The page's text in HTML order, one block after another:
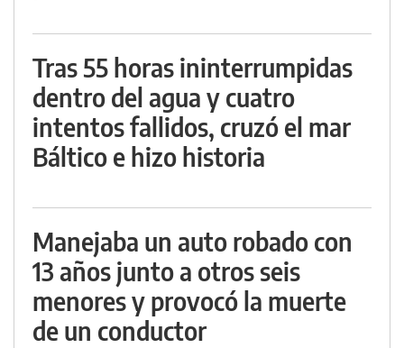
Tras 55 horas ininterrumpidas
dentro del agua y cuatro
intentos fallidos, cruzó el mar
Báltico e hizo historia
Manejaba un auto robado con
13 años junto a otros seis
menores y provocó la muerte
de un conductor